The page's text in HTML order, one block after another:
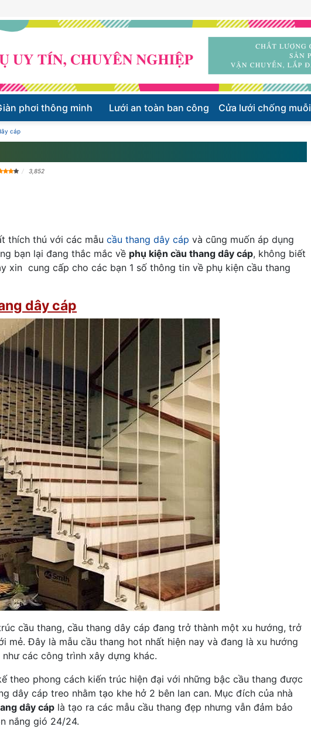
phơi thông minh Lưới an toàn ban công Cửa lưới chống muỗi
cáp
3,852
thích thú với các mẫu cầu thang dây cáp và cũng muốn áp dụng
bạn lại đang thắc mắc về phụ kiện cầu thang dây cáp, không biết
xin cung cấp cho các bạn 1 số thông tin về phụ kiện cầu thang
dây cáp
cầu thang, cầu thang dây cáp đang trở thành một xu hướng, trở
mẻ. Đây là mẫu cầu thang hot nhất hiện nay và đang là xu hướng
các công trình xây dựng khác.
theo phong cách kiến trúc hiện đại với những bậc cầu thang được
dây cáp treo nhằm tạo khe hở 2 bên lan can. Mục đích của nhà
dây cáp là tạo ra các mẫu cầu thang đẹp nhưng vẫn đảm bảo
nắng gió 24/24.